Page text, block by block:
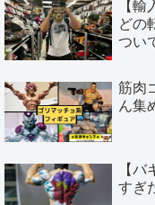
【
どの
つい
筋肉
ん集
【
すぎ